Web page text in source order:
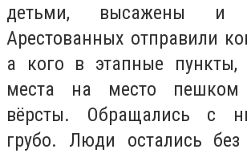
детьми, высажены и
Арестованных отправили
а кого в этапные пункты,
места на место
вёрсты. Обращались с
грубо. Люди остались